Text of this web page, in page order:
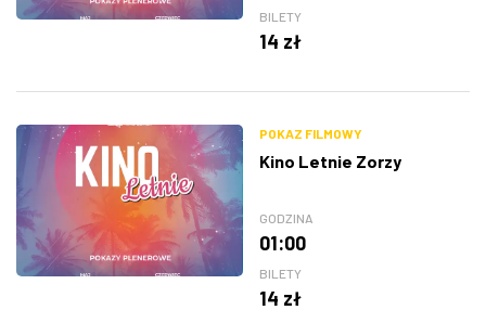
BILETY
14 zł
POKAZ FILMOWY
Kino Letnie Zorzy
GODZINA
01:00
BILETY
14 zł